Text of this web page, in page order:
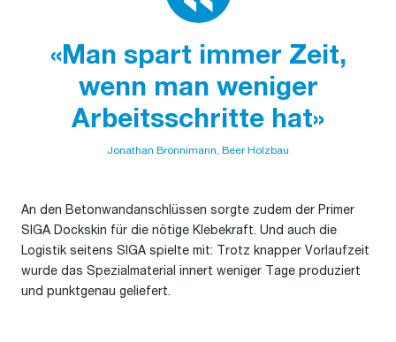
«Man spart immer Zeit,
wenn man weniger
Arbeitsschritte hat»
Jonathan Brönnimann, Beer Holzbau
An den Betonwandanschlüssen sorgte zudem der Primer
SIGA Dockskin für die nötige Klebekraft. Und auch die
Logistik seitens SIGA spielte mit: Trotz knapper Vorlaufzeit
wurde das Spezialmaterial innert weniger Tage produziert
und punktgenau geliefert.